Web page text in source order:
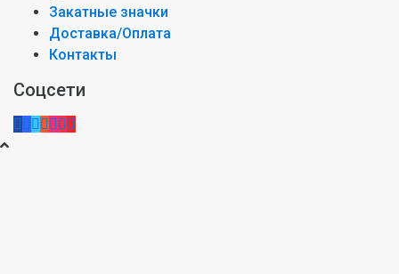
Закатные значки
Доставка/Оплата
Контакты
Соцсети